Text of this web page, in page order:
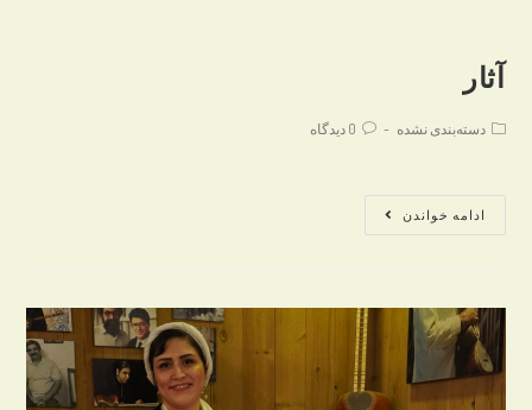
آثار
Postدسته‌بندی نشده
Post0 دیدگاه
ادامه خواندن